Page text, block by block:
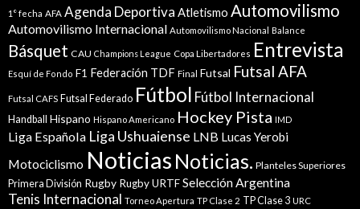
1° fecha AFA Agenda Deportiva Atletismo Automovilismo
Automovilismo Internacional Automovilismo Nacional Balance
Básquet CAU Champions League Copa Libertadores Entrevista
Esquí de Fondo F1 Federación TDF Final Futsal Futsal AFA
Futsal CAFS Futsal Federado Fútbol Fútbol Internacional
Handball Hispano Hispano Americano Hockey Pista IMD
Liga Española Liga Ushuaiense LNB Lucas Yerobi
Motociclismo Noticias Noticias. Planteles Superiores
Primera División Rugby Rugby URTFSelección Argentina
Tenis Internacional Torneo Apertura TP Clase 2 TP Clase 3 URC